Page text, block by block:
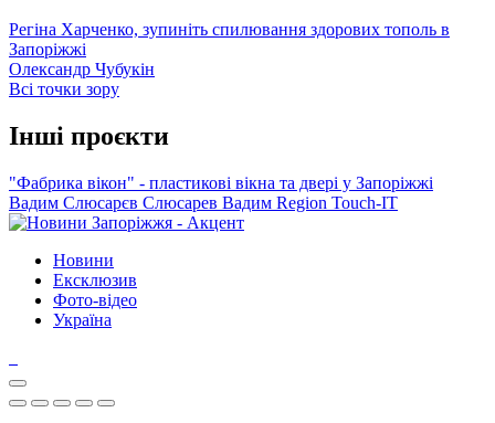
Регіна Харченко, зупиніть спилювання здорових тополь в
Запоріжжі
Олександр Чубукін
Всі точки зору
Інші проєкти
"Фабрика вікон" - пластикові вікна та двері у Запоріжжі
Вадим Слюсарєв Слюсарев Вадим Region Touch-IT
Новини
Ексклюзив
Фото-відео
Україна